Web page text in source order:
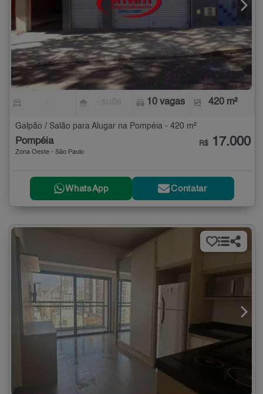
10 vagas 420 m²
Galpão / Salão para Alugar na Pompéia - 420 m²
Pompéia
Zona Oeste - São Paulo
R$ 17.000
WhatsApp Contatar